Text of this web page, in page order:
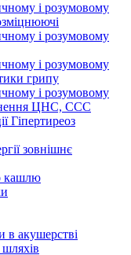
і розумовому
і розумовому
і розумовому
грипу
і розумовому
ЦНС, ССС
Гіпертиреоз
зовнішнє
кашлю
в акушерстві